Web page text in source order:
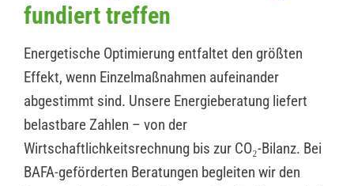
fundiert treffen
Energetische Optimierung entfaltet den größten
Effekt, wenn Einzelmaßnahmen aufeinander
abgestimmt sind. Unsere Energieberatung liefert
belastbare Zahlen – von der
Wirtschaftlichkeitsrechnung bis zur CO₂-Bilanz. Bei
BAFA-geförderten Beratungen begleiten wir den